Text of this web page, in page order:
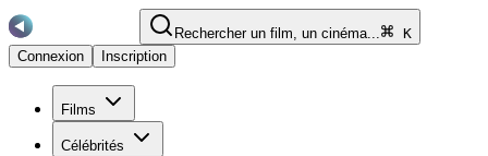
Rechercher un film, un cinéma...
K
Connexion
Inscription
Films
Célébrités